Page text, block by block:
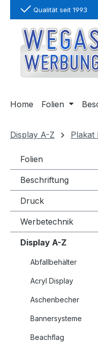
Zur
Qualität seit 1993
Home Folien
Display A-Z Plakat
Folien
Beschriftung
Druck
Werbetechnik
Display A-Z
Abfallbehälter
Acryl Display
Aschenbecher
Bannersysteme
Beachflag